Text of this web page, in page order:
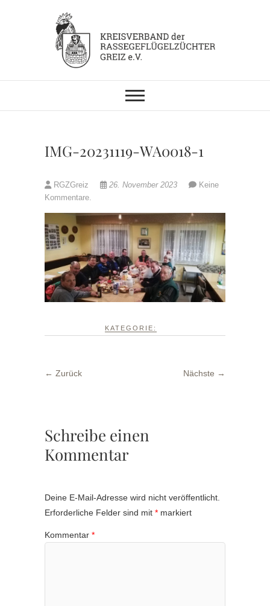
KV RGZ Greiz
IMG-20231119-WA0018-1
RGZGreiz 26. November 2023
Keine
Kommentare.
KATEGORIE:
← Zurück Nächste →
Schreibe einen
Kommentar
Deine E-Mail-Adresse wird nicht veröffentlicht.
Erforderliche Felder sind mit * markiert
Kommentar *